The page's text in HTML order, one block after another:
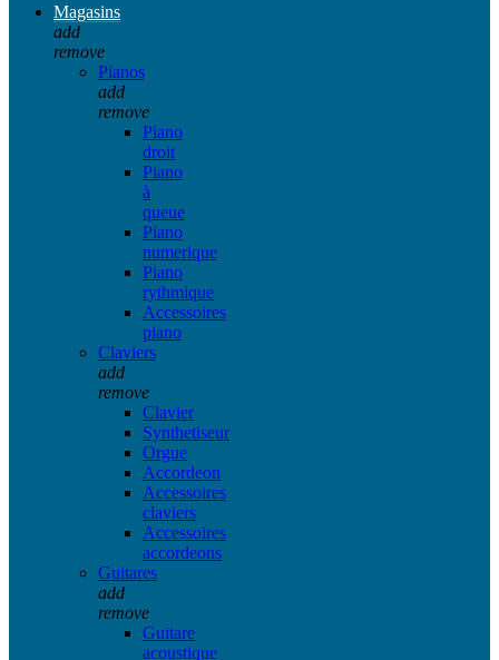
Magasins
add
remove
Pianos
add
remove
Piano
droit
Piano
à
queue
Piano
numerique
Piano
rythmique
Accessoires
piano
Claviers
add
remove
Clavier
Synthetiseur
Orgue
Accordeon
Accessoires
claviers
Accessoires
accordeons
Guitares
add
remove
Guitare
acoustique